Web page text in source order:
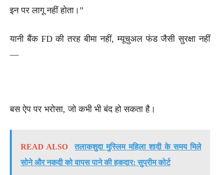
इन पर लागू नहीं होता।”
यानी बैंक FD की तरह बीमा नहीं, म्यूचुअल फंड जैसी सुरक्षा नहीं
—
बस ऐप पर भरोसा, जो कभी भी बंद हो सकता है।
READ ALSO
तलाकशुदा मुस्लिम महिला शादी के समय मिले
सोने और नकदी को वापस पाने की हकदार: सुप्रीम कोर्ट